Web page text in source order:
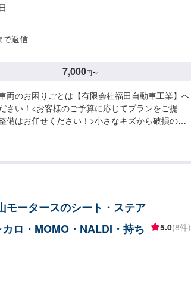
テモで予約しました」とお伝えください。ご案内
で返信
7,000円〜
両のお困りごとは【有限会社福田自動車工業】へ
さい！<お客様のご予算に応じてプランをご提
備はお任せください！>小さなキズから破損のよ
す。(要相談)納期は前後する場合がございます。
。-----代車について-----代車をご用意していま
代車をご利用ください。※代車の燃料代はお客様
おります。-----ご来店時の注意、受付方法-----入
てお越しください。駐車スペースは事務所前の空
駐車してください。受付はスタッフへ「メンテモ
お伝えください。ご案内いたします。【定休日・
ータースのシート・ステア
ロ・MOMO・NALDI・持ち
5.0(8件)